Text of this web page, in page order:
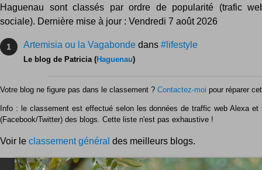
Haguenau sont classés par ordre de popularité (trafic
sociale). Dernière mise à jour : Vendredi 7 août 2026
1 Artemisia ou la Vagabonde dans #lifestyle
Le blog de Patricia (Haguenau)
Votre blog ne figure pas dans le classement ? Contactez-moi pour réparer
Info : le classement est effectué selon les données de traffic web Alexa et
(Facebook/Twitter) des blogs. Cette liste n'est pas exhaustive !
Voir le classement général des meilleurs blogs.
NEWSLETTER FOR EVER !